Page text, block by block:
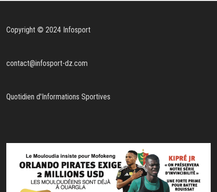
Copyright © 2024 Infosport
contact@infosport-dz.com
Quotidien d'Informations Sportives